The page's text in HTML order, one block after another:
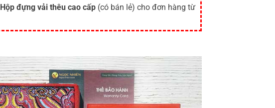
Hộp đựng vải thêu cao cấp (có bán lẻ) cho đơn hàng từ